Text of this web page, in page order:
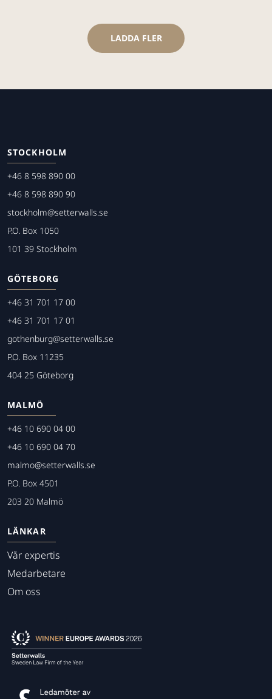
LADDA FLER
STOCKHOLM
+46 8 598 890 00
+46 8 598 890 90
stockholm@setterwalls.se
P.O. Box 1050
101 39 Stockholm
GÖTEBORG
+46 31 701 17 00
+46 31 701 17 01
gothenburg@setterwalls.se
P.O. Box 11235
404 25 Göteborg
MALMÖ
+46 10 690 04 00
+46 10 690 04 70
malmo@setterwalls.se
P.O. Box 4501
203 20 Malmö
LÄNKAR
Vår expertis
Medarbetare
Om oss